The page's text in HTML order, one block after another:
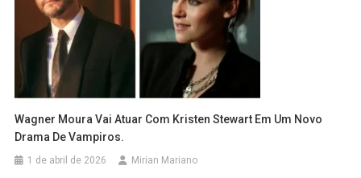
Wagner Moura Vai Atuar Com Kristen Stewart Em Um Novo
Drama De Vampiros.
1 de abril de 2026 Mirian Mariano